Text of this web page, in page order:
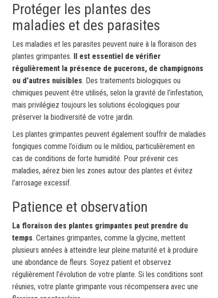
Protéger les plantes des
maladies et des parasites
Les maladies et les parasites peuvent nuire à la floraison des
plantes grimpantes. Il est essentiel de vérifier
régulièrement la présence de pucerons, de champignons
ou d’autres nuisibles. Des traitements biologiques ou
chimiques peuvent être utilisés, selon la gravité de l’infestation,
mais privilégiez toujours les solutions écologiques pour
préserver la biodiversité de votre jardin.
Les plantes grimpantes peuvent également souffrir de maladies
fongiques comme l’oïdium ou le mildiou, particulièrement en
cas de conditions de forte humidité. Pour prévenir ces
maladies, aérez bien les zones autour des plantes et évitez
l’arrosage excessif.
Patience et observation
La floraison des plantes grimpantes peut prendre du
temps. Certaines grimpantes, comme la glycine, mettent
plusieurs années à atteindre leur pleine maturité et à produire
une abondance de fleurs. Soyez patient et observez
régulièrement l’évolution de votre plante. Si les conditions sont
réunies, votre plante grimpante vous récompensera avec une